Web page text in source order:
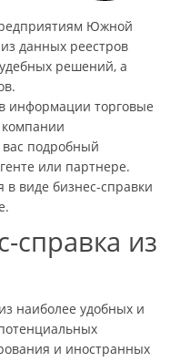
Южной
данных реестров
решений, а
информации торговые
компании
вас подробный
или партнере.
виде бизнес-справки
справка из
наиболее удобных и
и иностранных